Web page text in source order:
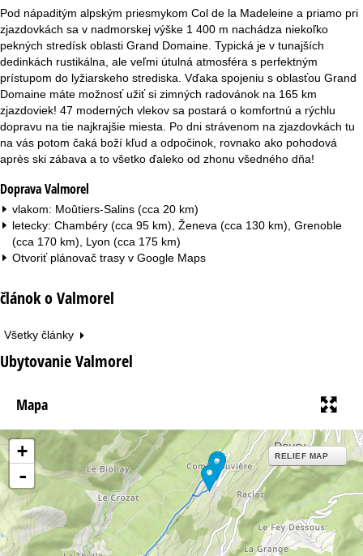
Pod nápaditým alpským priesmykom Col de la Madeleine a priamo pri
zjazdovkách sa v nadmorskej výške 1 400 m nachádza niekoľko
pekných stredísk oblasti Grand Domaine. Typická je v tunajších
dedinkách rustikálna, ale veľmi útulná atmosféra s perfektným
prístupom do lyžiarskeho strediska. Vďaka spojeniu s oblasťou Grand
Domaine máte možnosť užiť si zimných radovánok na 165 km
zjazdoviek! 47 moderných vlekov sa postará o komfortnú a rýchlu
dopravu na tie najkrajšie miesta. Po dni strávenom na zjazdovkách tu
na vás potom čaká boží kľud a odpočinok, rovnako ako pohodová
après ski zábava a to všetko ďaleko od zhonu všedného dňa!
Doprava Valmorel
vlakom: Moûtiers-Salins (cca 20 km)
letecky: Chambéry (cca 95 km), Ženeva (cca 130 km), Grenoble
(cca 170 km), Lyon (cca 175 km)
Otvoriť plánovač trasy v Google Maps
článok o Valmorel
Všetky články
Ubytovanie Valmorel
Mapa
+
-
RELIEF MAP